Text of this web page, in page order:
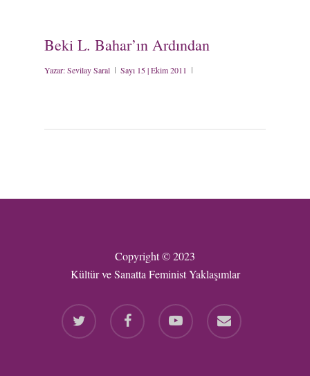
Beki L. Bahar’ın Ardından
Yazar:Sevilay Saral Sayı 15 | Ekim 2011
Copyright © 2023
Kültür ve Sanatta Feminist Yaklaşımlar
twitter facebook youtube email